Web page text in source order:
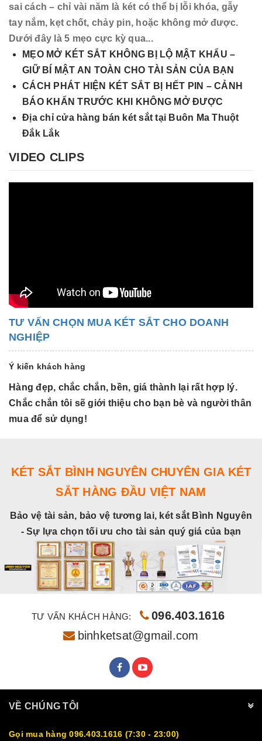
sai cách – chỉ vài năm là két có thể bị lỗi khóa, gẫy
tay nắm, kẹt chốt, chảy pin, hoặc không mở được.
Dưới đây là 5 mẹo cực kỳ qua...
MẸO MỞ KÉT SẮT KHÔNG BỊ LỘ MẬT KHẨU –
GIỮ BÍ MẬT AN TOÀN CHO TÀI SẢN CỦA BẠN
CÁCH PHÁT HIỆN KÉT SẮT BỊ HẾT PIN – CẢNH
BÁO KHẨN TRƯỚC KHI KHÔNG MỞ ĐƯỢC
Địa chỉ cửa hàng bán két sắt tại Buôn Ma Thuột
Đắk Lắk
VIDEO CLIPS
TƯ VẤN CHỌN MUA KÉT SẮT CHO DOANH
NGHIỆP
Ý kiến khách hàng
Hàng đẹp, chắc chắn, bền, giá thành lại rất hợp lý.
Chắc chắn tôi sẽ giới thiệu cho bạn bè và người thân
mua để sử dụng!
KÉT SẮT BÌNH NGUYÊN CHUYÊN GIA KÉT
SẮT HÀNG ĐẦU VIỆT NAM
Bảo vệ tài sản, bảo vệ tương lai, két sắt Bình Nguyên
- Sự lựa chọn tối ưu cho tài sản quý giá của bạn
TƯ VẤN KHÁCH HÀNG:
096.403.1616
binhketsat@gmail.com
VỀ CHÚNG TÔI
Gọi mua hàng 096.403.1616 (7:30 - 23:00)